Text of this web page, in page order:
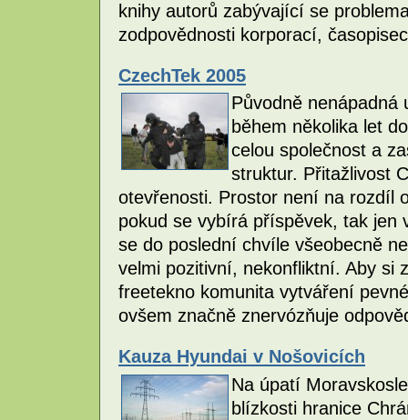
knihy autorů zabývající se
zodpovědnosti korporací,
CzechTek 2005
Původně nenápadná
během několika let
celou společnost a
struktur. Přitažlivost
otevřenosti. Prostor není na rozdíl
pokud se vybírá příspěvek, tak jen
se do poslední chvíle všeobecně
velmi pozitivní, nekonfliktní. Aby si
freetekno komunita vytváření
ovšem značně znervózňuje
Kauza Hyundai v Nošovicích
Na úpatí
blízkosti hranice